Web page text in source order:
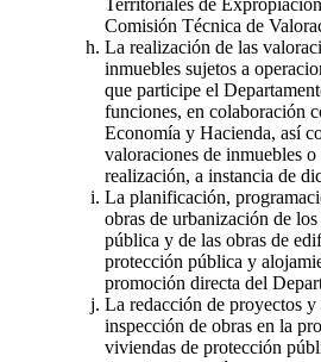
Comisión Técnica de
La realización de las
inmuebles sujetos a
que participe el
funciones, en colaboración
Economía y Hacienda, así
valoraciones de inmuebles
realización, a instancia de
La planificación,
obras de urbanización de
pública y de las obras de
protección pública y
promoción directa del
La redacción de proyectos
inspección de obras en la
viviendas de protección